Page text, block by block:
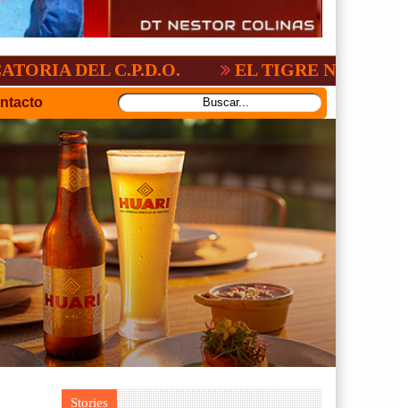
3 GV-SAN JOSÉ, NO PUDO CON
Stories